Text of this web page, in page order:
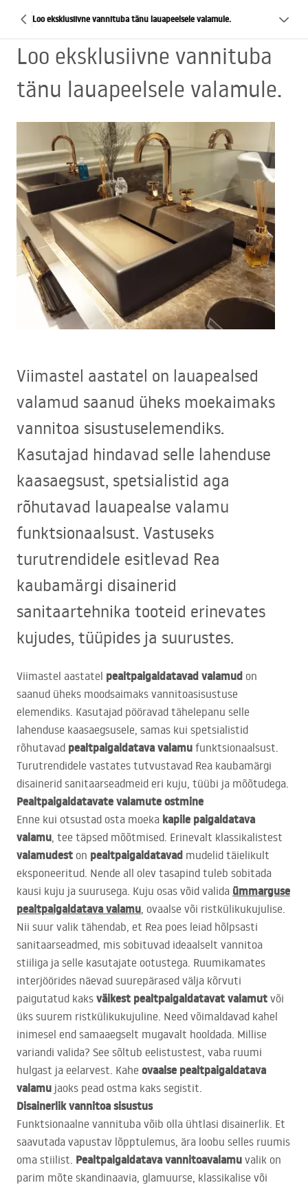
Loo eksklusiivne vannituba tänu lauapeelsele valamule.
Loo eksklusiivne vannituba
tänu lauapeelsele valamule.
Viimastel aastatel on lauapealsed
valamud saanud üheks moekaimaks
vannitoa sisustuselemendiks.
Kasutajad hindavad selle lahenduse
kaasaegsust, spetsialistid aga
rõhutavad lauapealse valamu
funktsionaalsust. Vastuseks
turutrendidele esitlevad Rea
kaubamärgi disainerid
sanitaartehnika tooteid erinevates
kujudes, tüüpides ja suurustes.
Viimastel aastatel pealtpaigaldatavad valamud on
saanud üheks moodsaimaks vannitoasisustuse
elemendiks. Kasutajad pööravad tähelepanu selle
lahenduse kaasaegsusele, samas kui spetsialistid
rõhutavad pealtpaigaldatava valamu funktsionaalsust.
Turutrendidele vastates tutvustavad Rea kaubamärgi
disainerid sanitaarseadmeid eri kuju, tüübi ja mõõtudega.
Pealtpaigaldatavate valamute ostmine
Enne kui otsustad osta moeka kapile paigaldatava
valamu, tee täpsed mõõtmised. Erinevalt klassikalistest
valamudest on pealtpaigaldatavad mudelid täielikult
eksponeeritud. Nende all olev tasapind tuleb sobitada
kausi kuju ja suurusega. Kuju osas võid valida ümmarguse
pealtpaigaldatava valamu, ovaalse või ristkülikukujulise.
Nii suur valik tähendab, et Rea poes leiad hõlpsasti
sanitaarseadmed, mis sobituvad ideaalselt vannitoa
stiiliga ja selle kasutajate ootustega. Ruumikamates
interjöörides näevad suurepärased välja kõrvuti
paigutatud kaks väikest pealtpaigaldatavat valamut või
üks suurem ristkülikukujuline. Need võimaldavad kahel
inimesel end samaaegselt mugavalt hooldada. Millise
variandi valida? See sõltub eelistustest, vaba ruumi
hulgast ja eelarvest. Kahe ovaalse pealtpaigaldatava
valamu jaoks pead ostma kaks segistit.
Disainerlik vannitoa sisustus
Funktsionaalne vannituba võib olla ühtlasi disainerlik. Et
saavutada vapustav lõpptulemus, ära loobu selles ruumis
oma stiilist. Pealtpaigaldatava vannitoavalamu valik on
parim mõte skandinaavia, glamuurse, klassikalise või